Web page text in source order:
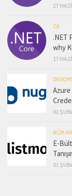
27
C#
.NET
why
17
02
AÇIK
E-
01